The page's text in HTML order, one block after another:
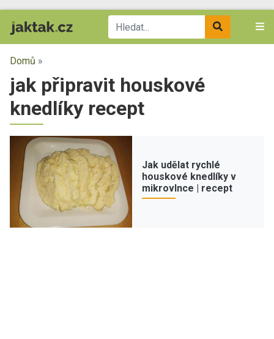
Domů »
jak připravit houskové
knedlíky recept
Jak udělat rychlé
houskové knedlíky v
mikrovlnce | recept